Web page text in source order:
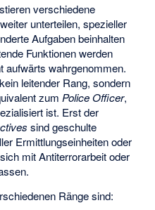
verschiedene
unterteilen, spezieller
Aufgaben beinhalten
Funktionen werden
aufwärts wahrgenommen.
kein leitender Rang, sondern
zum Police Officer,
ist. Erst der
sind geschulte
Ermittlungseinheiten oder
mit Antiterrorarbeit oder
Ränge sind: